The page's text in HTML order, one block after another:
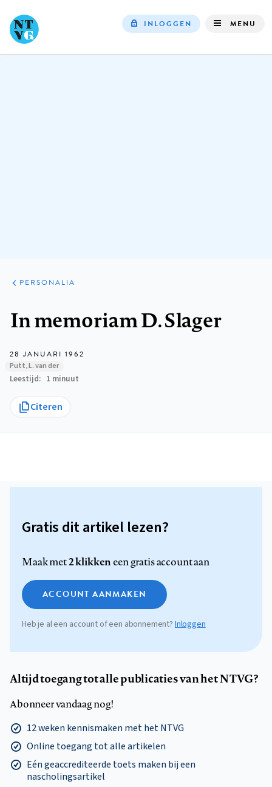
INLOGGEN MENU
ARTIKELEN
VARIA
PERSONALIA
In memoriam D. Slager
28 JANUARI 1962
Putt, L. van der
Leestijd 1 minuut
Citeren
Gratis dit artikel lezen?
Maak met2 klikkeneen gratis account aan
ACCOUNT AANMAKEN
Heb je al een account of een abonnement? Inloggen
Altijd toegang tot alle publicaties van het NTVG?
Abonneer vandaag nog!
12 weken kennismaken met het NTVG
Online toegang tot alle artikelen
Eén geaccrediteerde toets maken bij een
nascholingsartikel